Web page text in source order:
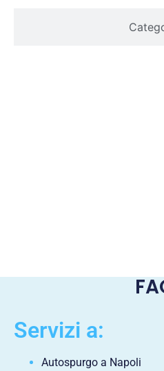
Servizi a:
Autospurgo a Napoli